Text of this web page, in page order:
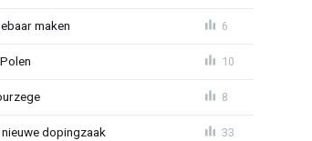
maken 6
10
8
dopingzaak 33